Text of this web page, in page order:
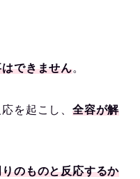
できません。
を起こし、 全容が解
のものと反応するか